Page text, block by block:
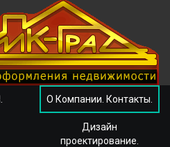
О Компании. Контакты.
Дизайн
проектирование.